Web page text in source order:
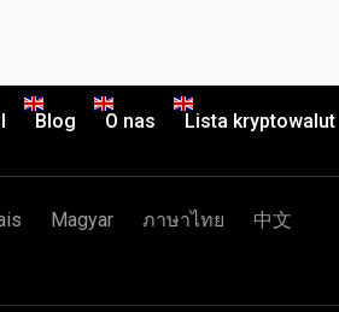
Blog O nas Lista kryptowalut
Magyar ภาษาไทย
中文